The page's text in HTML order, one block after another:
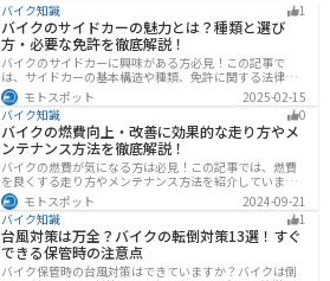
バイク知識 1
バイクのサイドカーの魅力とは？種類と選び
方・必要な免許を徹底解説！
バイクのサイドカーに興味がある方必見！この記事で
は、サイドカーの基本構造や種類、免許に関する法律、
メンテナンス方法を解説しています。実は、サイドカー
は法律上、二輪車として扱われるため、排気量に応じた
二輪免許が必要です。この記事を読めば、サイドカーの
正しい楽しみ方がわかります。
モトスポット
2025-02-15
バイク知識
0
バイクの燃費向上・改善に効果的な走り方やメ
ンテナンス方法を徹底解説！
バイクの燃費が気になる方は必見！この記事では、燃費
を良くする走り方やメンテナンス方法を紹介していま
す。実は、車体そのものや荷物を軽くすることで、燃費
の向上が可能です。この記事を読めば、燃費を改善する
具体的な方法がわかります。
モトスポット
2024-09-21
バイク知識
1
台風対策は万全？バイクの転倒対策13選！すぐ
できる保管時の注意点
バイク保管時の台風対策はできていますか？バイクは倒